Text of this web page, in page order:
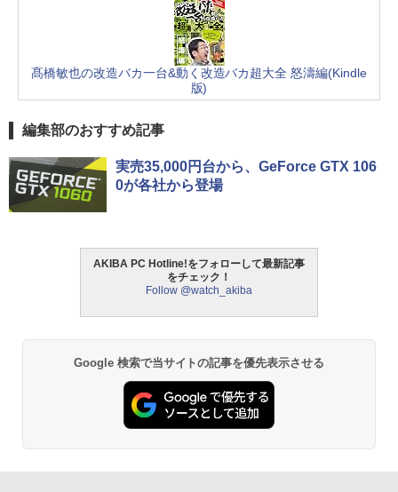
髙橋敏也の改造バカ一台&動く改造バカ超大全 怒濤編(Kindle
版)
編集部のおすすめ記事
実売35,000円台から、GeForce GTX 106
0が各社から登場
AKIBA PC Hotline!をフォローして最新記事
をチェック！
Follow @watch_akiba
Google 検索で当サイトの記事を優先表示させる